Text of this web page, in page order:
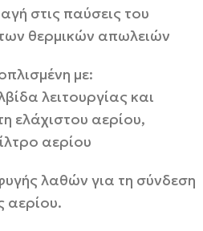
στις παύσεις του
θερμικών απωλειών
με:
λειτουργίας και
ελάχιστου αερίου,
αερίου
λαθών για τη σύνδεση
αερίου.